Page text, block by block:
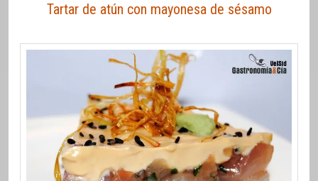
Tartar de atún con mayonesa de sésamo